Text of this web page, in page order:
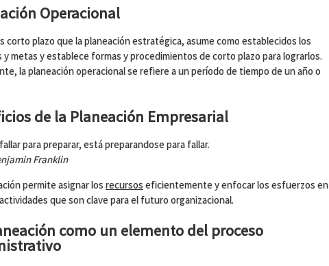
Operacional
corto plazo que la planeación estratégica, asume como establecidos los
metas y establece formas y procedimientos de corto plazo para lograrlos.
la planeación operacional se refiere a un período de tiempo de un año o
de la Planeación Empresarial
para preparar, está preparandose para fallar.
Franklin
permite asignar los recursos eficientemente y enfocar los esfuerzos en
que son clave para el futuro organizacional.
como un elemento del proceso